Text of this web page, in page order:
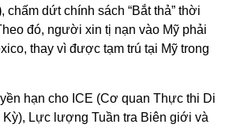
, chấm dứt chính sách “Bắt thả” thời
đó, người xin tị nạn vào Mỹ phải
thay vì được tạm trú tại Mỹ trong
hạn cho ICE (Cơ quan Thực thi Di
Kỳ), Lực lượng Tuần tra Biên giới và